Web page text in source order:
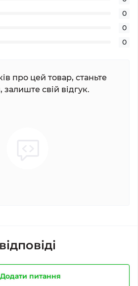
0
0
0
про цей товар, станьте
свій відгук.
питання